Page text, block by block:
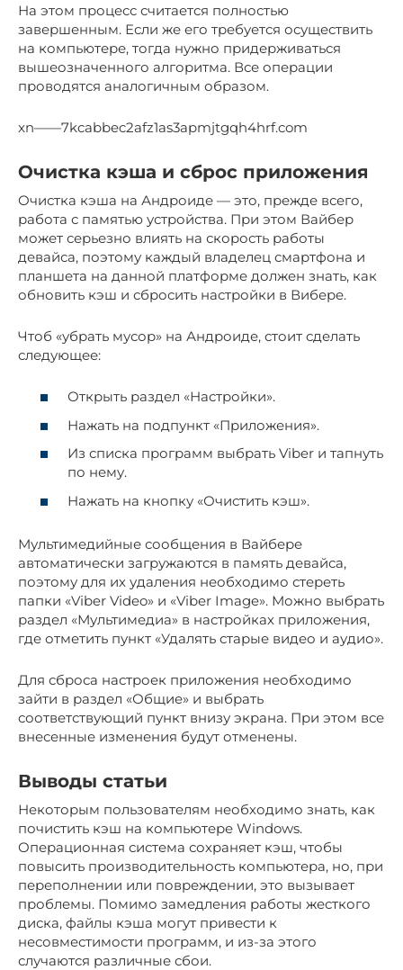
На этом процесс считается полностью
завершенным. Если же его требуется осуществить
на компьютере, тогда нужно придерживаться
вышеозначенного алгоритма. Все операции
проводятся аналогичным образом.
xn——7kcabbec2afz1as3apmjtgqh4hrf.com
Очистка кэша и сброс приложения
Очистка кэша на Андроиде — это, прежде всего,
работа с памятью устройства. При этом Вайбер
может серьезно влиять на скорость работы
девайса, поэтому каждый владелец смартфона и
планшета на данной платформе должен знать, как
обновить кэш и сбросить настройки в Вибере.
Чтоб «убрать мусор» на Андроиде, стоит сделать
следующее:
Открыть раздел «Настройки».
Нажать на подпункт «Приложения».
Из списка программ выбрать Viber и тапнуть
по нему.
Нажать на кнопку «Очистить кэш».
Мультимедийные сообщения в Вайбере
автоматически загружаются в память девайса,
поэтому для их удаления необходимо стереть
папки «Viber Video» и «Viber Image». Можно выбрать
раздел «Мультимедиа» в настройках приложения,
где отметить пункт «Удалять старые видео и аудио».
Для сброса настроек приложения необходимо
зайти в раздел «Общие» и выбрать
соответствующий пункт внизу экрана. При этом все
внесенные изменения будут отменены.
Выводы статьи
Некоторым пользователям необходимо знать, как
почистить кэш на компьютере Windows.
Операционная система сохраняет кэш, чтобы
повысить производительность компьютера, но, при
переполнении или повреждении, это вызывает
проблемы. Помимо замедления работы жесткого
диска, файлы кэша могут привести к
несовместимости программ, и из-за этого
случаются различные сбои.